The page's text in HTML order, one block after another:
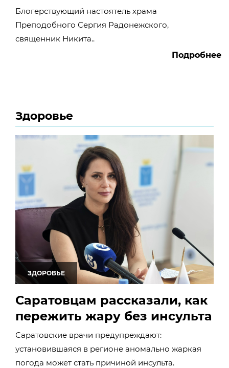
Блогерствующий настоятель храма
Преподобного Сергия Радонежского,
священник Никита..
Подробнее
Здоровье
ЗДОРОВЬЕ
Саратовцам рассказали, как
пережить жару без инсульта
Саратовские врачи предупреждают:
установившаяся в регионе аномально жаркая
погода может стать причиной инсульта.